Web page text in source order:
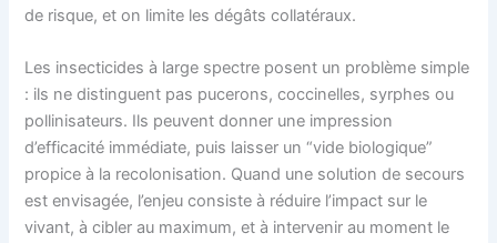
de risque, et on limite les dégâts collatéraux.
Les insecticides à large spectre posent un problème simple
: ils ne distinguent pas pucerons, coccinelles, syrphes ou
pollinisateurs. Ils peuvent donner une impression
d’efficacité immédiate, puis laisser un “vide biologique”
propice à la recolonisation. Quand une solution de secours
est envisagée, l’enjeu consiste à réduire l’impact sur le
vivant, à cibler au maximum, et à intervenir au moment le